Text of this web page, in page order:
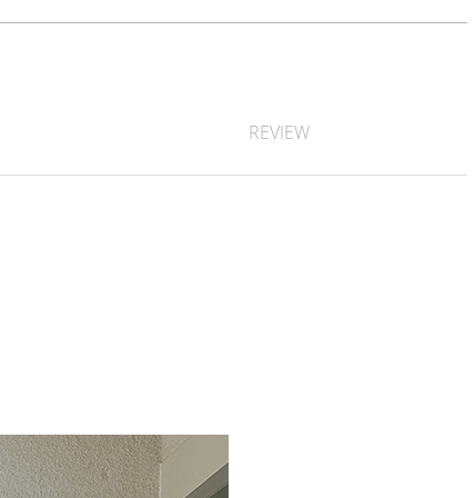
REVIEW